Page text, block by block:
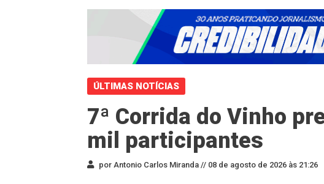
ÚLTIMAS NOTÍCIAS
7ª Corrida do Vinho
mil participantes
por Antonio Carlos Miranda // 08 de agosto de 2026 às 21:26